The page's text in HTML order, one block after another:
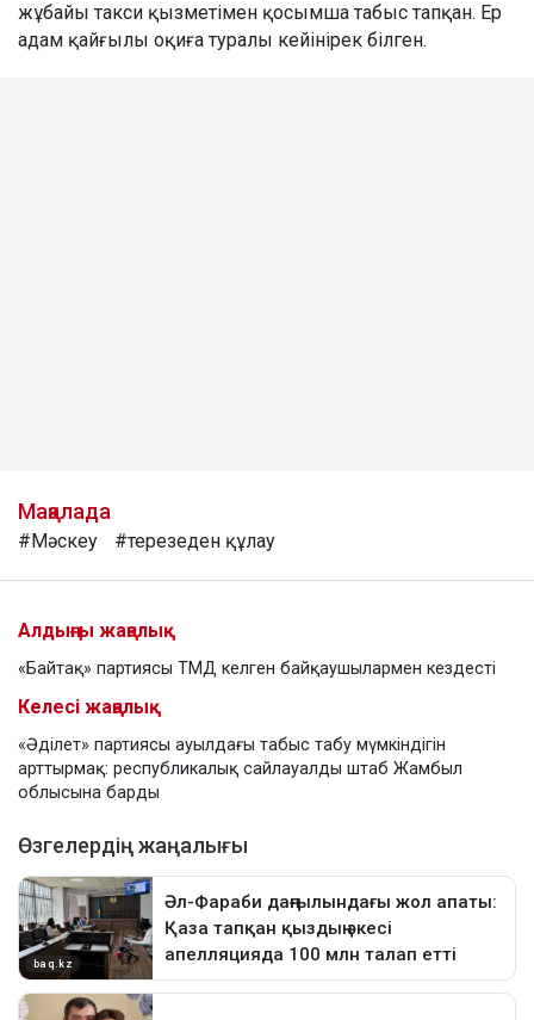
жұбайы такси қызметімен қосымша табыс тапқан. Ер
адам қайғылы оқиға туралы кейінірек білген.
Мақалада
#Мәскеу #терезеден құлау
Алдыңғы жаңалық
«Байтақ» партиясы ТМД келген байқаушылармен кездесті
Келесі жаңалық
«Әділет» партиясы ауылдағы табыс табу мүмкіндігін
арттырмақ: республикалық сайлауалды штаб Жамбыл
облысына барды